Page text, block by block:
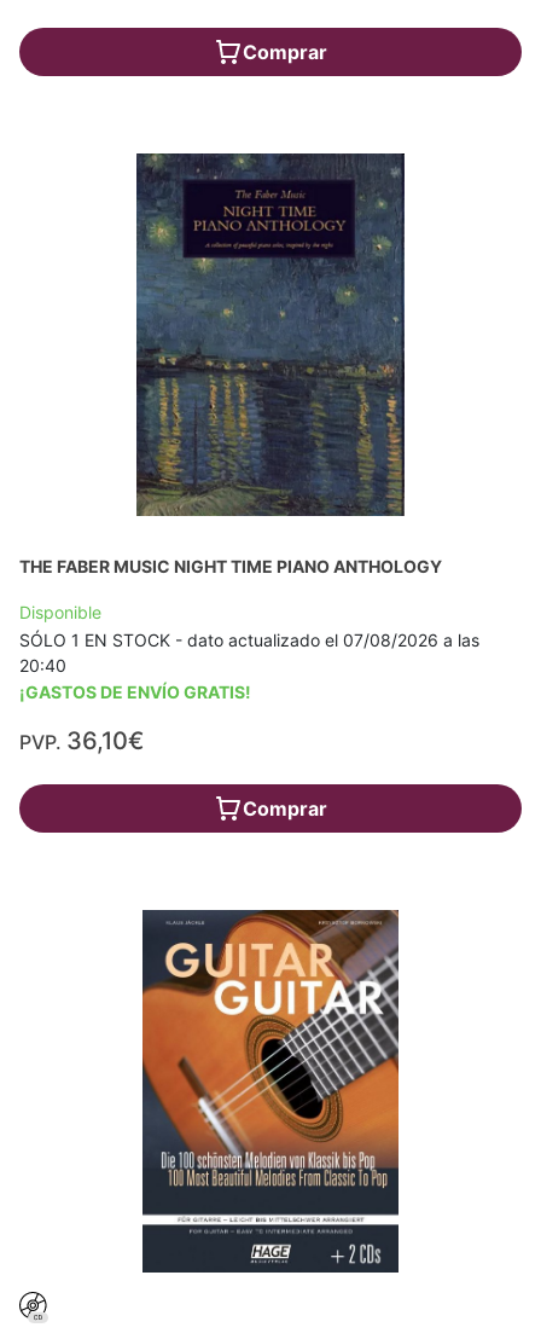
Comprar
THE FABER MUSIC NIGHT TIME PIANO ANTHOLOGY
Disponible
SÓLO 1 EN STOCK - dato actualizado el 07/08/2026 a las
20:40
¡GASTOS DE ENVÍO GRATIS!
PVP. 36,10€
Comprar